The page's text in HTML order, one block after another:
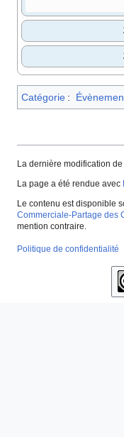
Catégorie :
La dernière modification
La page a été rendue avec
Le contenu est disponible
Commerciale-Partage des
mention contraire.
Politique de confidentialité